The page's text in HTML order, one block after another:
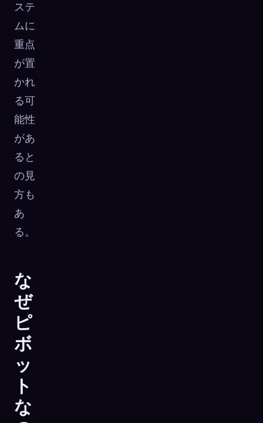
ステ
ムに
重点
が置
かれ
る可
能性
があ
ると
の見
方も
あ
る。
な
ぜ
ピ
ボ
ッ
ト
な